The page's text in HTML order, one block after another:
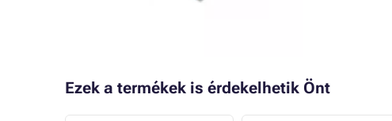
Ezek a termékek is érdekelhetik Önt